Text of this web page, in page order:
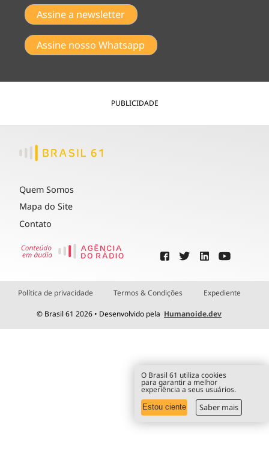
Assine a newsletter
Assine nosso Whatsapp
PUBLICIDADE
Quem Somos
Mapa do Site
Contato
Política de privacidade Termos & Condições Expediente
© Brasil 61 2026 • Desenvolvido pela Humanoide.dev
O Brasil 61 utiliza cookies
para garantir a melhor
experiência a seus usuários.
Estou ciente Saber mais